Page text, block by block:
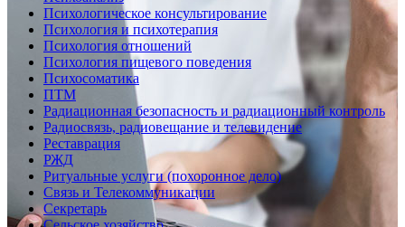
Психологическое консультирование
Психология и психотерапия
Психология отношений
Психология пищевого поведения
Психосоматика
ПТМ
Радиационная безопасность и радиационный контроль
Радиосвязь, радиовещание и телевидение
Реставрация
РЖД
Ритуальные услуги (похоронное дело)
Связь и Телекоммуникации
Секретарь